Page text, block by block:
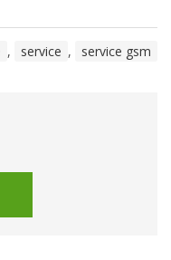
, service , service gsm